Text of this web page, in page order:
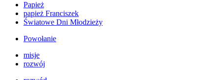
Papież
papież Franciszek
Światowe Dni Młodzieży
Powołanie
misje
rozwój